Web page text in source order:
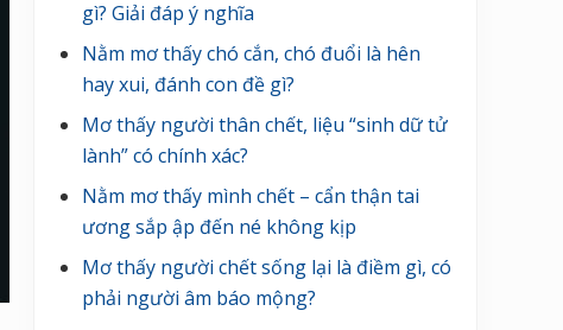
gì? Giải đáp ý nghĩa
Nằm mơ thấy chó cắn, chó đuổi là hên
hay xui, đánh con đề gì?
Mơ thấy người thân chết, liệu “sinh dữ tử
lành” có chính xác?
Nằm mơ thấy mình chết – cẩn thận tai
ương sắp ập đến né không kịp
Mơ thấy người chết sống lại là điềm gì, có
phải người âm báo mộng?